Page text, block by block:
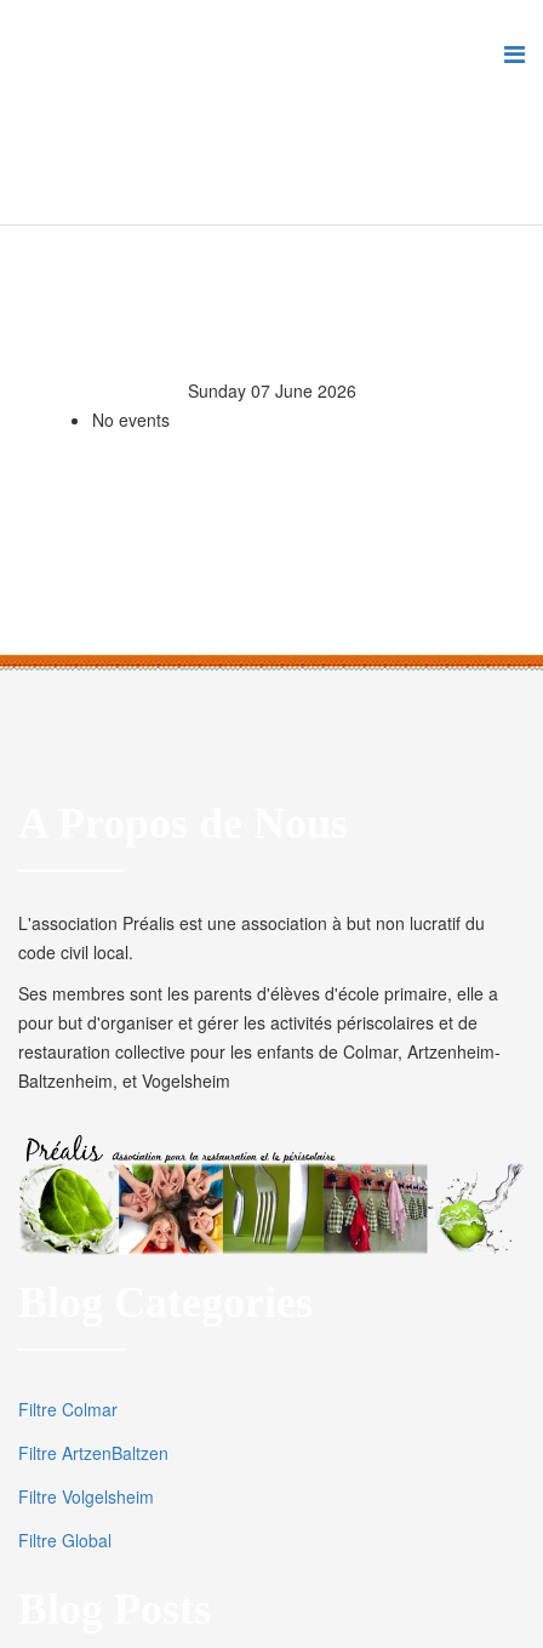
Sunday 07 June 2026
No events
L'association Préalis est une association à but non lucratif du
code civil local.
Ses membres sont les parents d'élèves d'école primaire, elle a
pour but d'organiser et gérer les activités périscolaires et de
restauration collective pour les enfants de Colmar, Artzenheim-
Baltzenheim, et Vogelsheim
Filtre Colmar
Filtre ArtzenBaltzen
Filtre Volgelsheim
Filtre Global